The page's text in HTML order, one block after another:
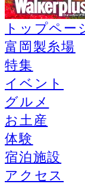
トップペー
富岡製糸場
特集
イベント
グルメ
お土産
体験
宿泊施設
アクセス